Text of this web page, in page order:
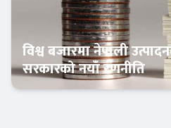
विश्व बजारमा नेपाली
सरकारको नयाँ रणनीति